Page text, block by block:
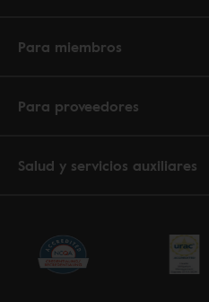
Para miembros
Para proveedores
Salud y servicios auxiliares